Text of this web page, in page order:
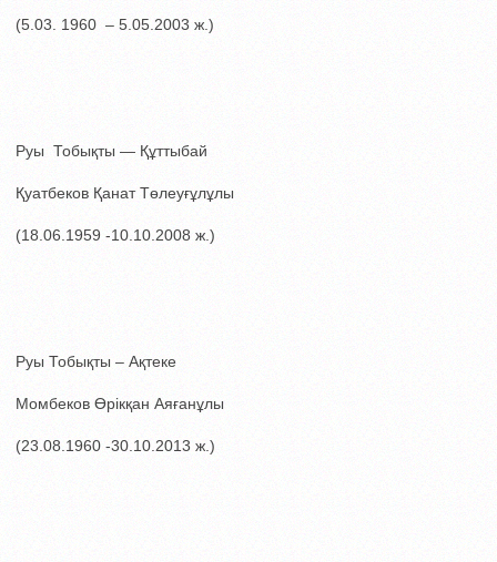
(5.03. 1960 – 5.05.2003 ж.)
Руы Тобықты — Құттыбай
Қуатбеков Қанат Төлеуғұлұлы
(18.06.1959 -10.10.2008 ж.)
Руы Тобықты – Ақтеке
Момбеков Өрікқан Аяғанұлы
(23.08.1960 -30.10.2013 ж.)